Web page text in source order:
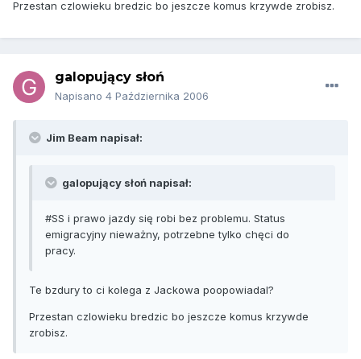
Przestan czlowieku bredzic bo jeszcze komus krzywde zrobisz.
galopujący słoń
Napisano 4 Października 2006
Jim Beam napisał:
galopujący słoń napisał:
#SS i prawo jazdy się robi bez problemu. Status
emigracyjny nieważny, potrzebne tylko chęci do
pracy.
Te bzdury to ci kolega z Jackowa poopowiadal?
Przestan czlowieku bredzic bo jeszcze komus krzywde
zrobisz.